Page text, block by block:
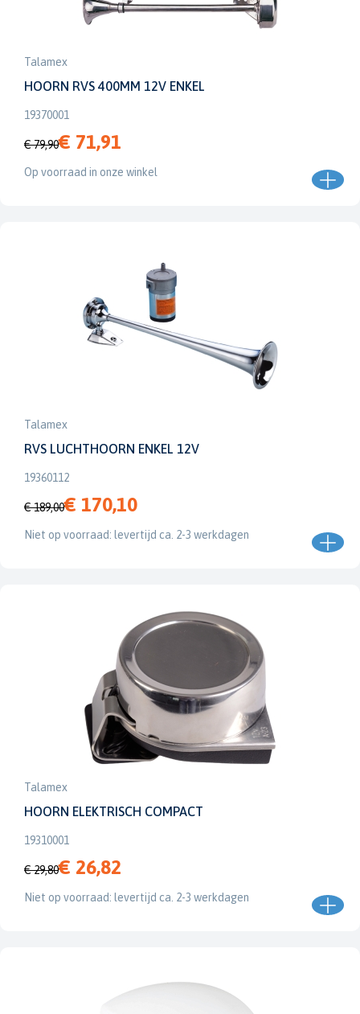
Talamex
HOORN RVS 400MM 12V ENKEL
19370001
€ 79,90€ 71,91
Op voorraad in onze winkel
Talamex
RVS LUCHTHOORN ENKEL 12V
19360112
€ 189,00€ 170,10
Niet op voorraad: levertijd ca. 2-3 werkdagen
Talamex
HOORN ELEKTRISCH COMPACT
19310001
€ 29,80€ 26,82
Niet op voorraad: levertijd ca. 2-3 werkdagen